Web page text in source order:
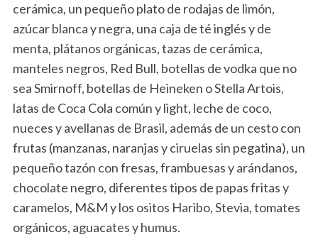
cerámica, un pequeño plato de rodajas de limón,
azúcar blanca y negra, una caja de té inglés y de
menta, plátanos orgánicas, tazas de cerámica,
manteles negros, Red Bull, botellas de vodka que no
sea Smirnoff, botellas de Heineken o Stella Artois,
latas de Coca Cola común y light, leche de coco,
nueces y avellanas de Brasil, además de un cesto con
frutas (manzanas, naranjas y ciruelas sin pegatina), un
pequeño tazón con fresas, frambuesas y arándanos,
chocolate negro, diferentes tipos de papas fritas y
caramelos, M&M y los ositos Haribo, Stevia, tomates
orgánicos, aguacates y humus.